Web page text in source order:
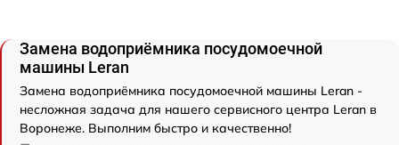
Замена водоприёмника посудомоечной
машины Leran
Замена водоприёмника посудомоечной машины Leran -
несложная задача для нашего сервисного центра Leran в
Воронеже. Выполним быстро и качественно!